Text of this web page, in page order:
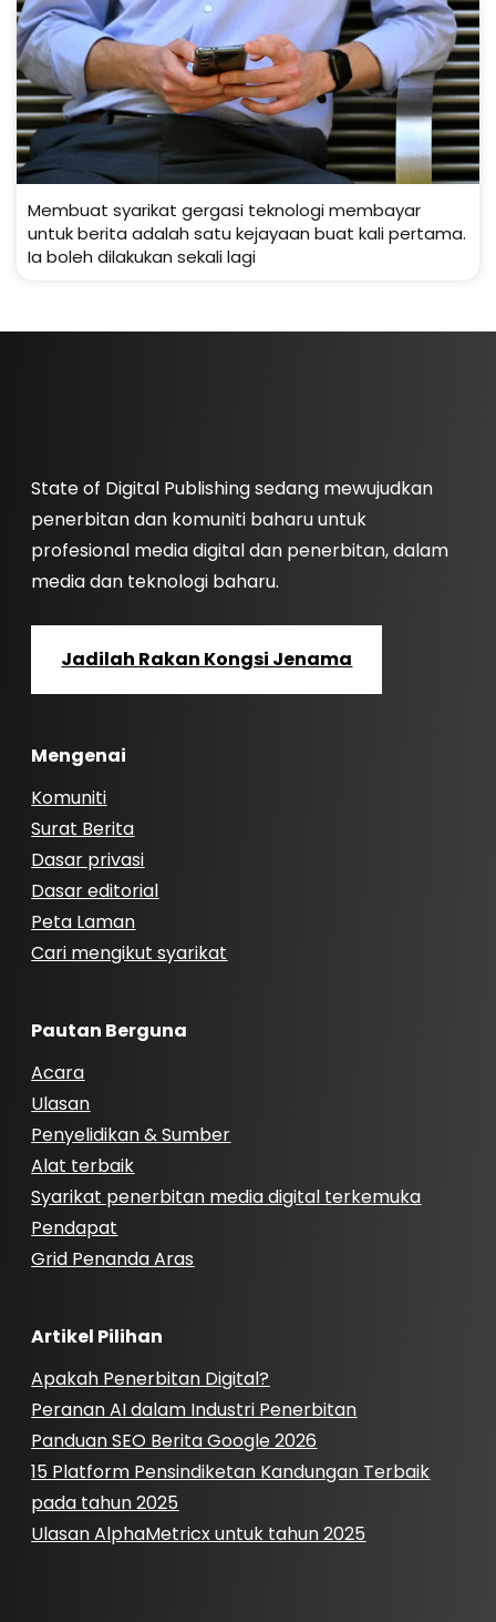
Membuat syarikat gergasi teknologi membayar
untuk berita adalah satu kejayaan buat kali pertama.
Ia boleh dilakukan sekali lagi
State of Digital Publishing sedang mewujudkan
penerbitan dan komuniti baharu untuk
profesional media digital dan penerbitan, dalam
media dan teknologi baharu.
Jadilah Rakan Kongsi Jenama
Mengenai
Komuniti
Surat Berita
Dasar privasi
Dasar editorial
Peta Laman
Cari mengikut syarikat
Pautan Berguna
Acara
Ulasan
Penyelidikan & Sumber
Alat terbaik
Syarikat penerbitan media digital terkemuka
Pendapat
Grid Penanda Aras
Artikel Pilihan
Apakah Penerbitan Digital?
Peranan AI dalam Industri Penerbitan
Panduan SEO Berita Google 2026
15 Platform Pensindiketan Kandungan Terbaik
pada tahun 2025
Ulasan AlphaMetricx untuk tahun 2025